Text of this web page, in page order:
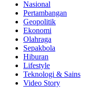
Nasional
Pertambangan
Geopolitik
Ekonomi
Olahraga
Sepakbola
Hiburan
Lifestyle
Teknologi & Sains
Video Story